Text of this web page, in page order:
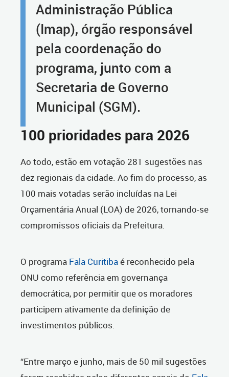
Administração Pública
(Imap), órgão responsável
pela coordenação do
programa, junto com a
Secretaria de Governo
Municipal (SGM).
100 prioridades para 2026
Ao todo, estão em votação 281 sugestões nas
dez regionais da cidade. Ao fim do processo, as
100 mais votadas serão incluídas na Lei
Orçamentária Anual (LOA) de 2026, tornando-se
compromissos oficiais da Prefeitura.
O programa Fala Curitibaé reconhecido pela
ONU como referência em governança
democrática, por permitir que os moradores
participem ativamente da definição de
investimentos públicos.
“Entre março e junho, mais de 50 mil sugestões